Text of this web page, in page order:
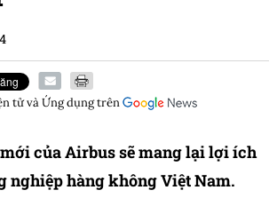
tử và Ứng dụngtrên
của Airbus sẽ mang lại lợi ích
nghiệp hàng không Việt Nam.